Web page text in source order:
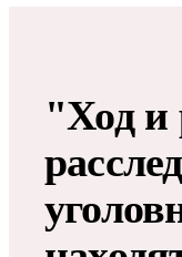
"Ход и